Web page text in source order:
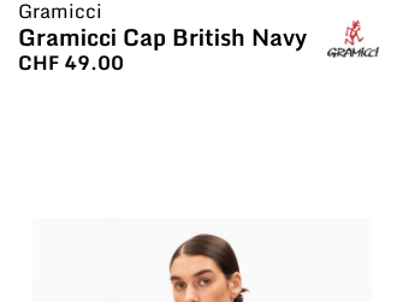
Gramicci
Gramicci Cap British Navy
CHF49.00